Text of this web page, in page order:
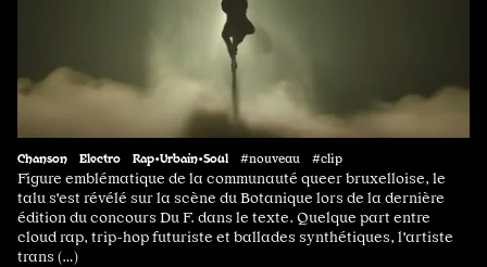
Chanson Electro Rap•Urbain•Soul #nouveau #clip
Figure emblématique de la communauté queer bruxelloise, le
talu s'est révélé sur la scène du Botanique lors de la dernière
édition du concours Du F. dans le texte. Quelque part entre
cloud rap, trip-hop futuriste et ballades synthétiques, l'artiste
trans (…)